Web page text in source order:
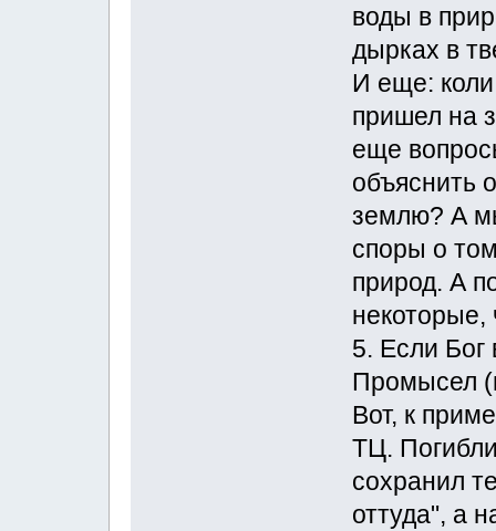
воды в
дырках в
И еще:
пришел на
еще
объяснить
землю? А
споры о
природ. А
некоторые,
5. Если Бог
Промысел
Вот, к
ТЦ.
сохранил
оттуда", а